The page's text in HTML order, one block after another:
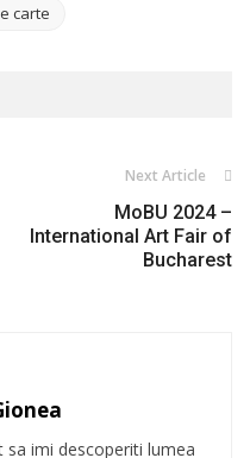
carte
Next Article
MoBU 2024 –
International Art Fair of
Bucharest
sa imi descoperiti lumea